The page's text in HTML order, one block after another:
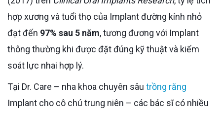
hợp xương và tuổi thọ của Implant đường kính nhỏ
đạt đến 97% sau 5 năm, tương đương với Implant
thông thường khi được đặt đúng kỹ thuật và kiểm
soát lực nhai hợp lý.
Tại Dr. Care – nha khoa chuyên sâu trồng răng
Implant cho cô chú trung niên – các bác sĩ có nhiều